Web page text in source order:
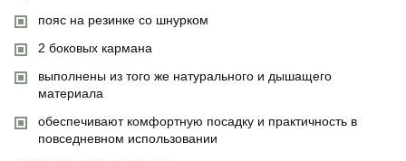
пояс на резинке со шнурком
2 боковых кармана
выполнены из того же натурального и дышащего
материала
обеспечивают комфортную посадку и практичность в
повседневном использовании